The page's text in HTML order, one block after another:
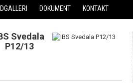
DOKUMENT KONTAKT
Svedala
P12/13